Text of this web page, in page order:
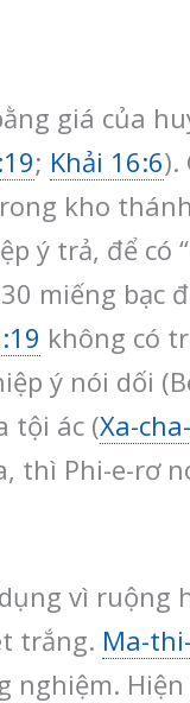
giá của
; Khải 16:6).
kho
ý trả, để có
miếng bạc
không có
ý nói dối
tội ác (Xa-
thì Phi-e-rơ
vì ruộng
trắng. Ma-
nghiệm.